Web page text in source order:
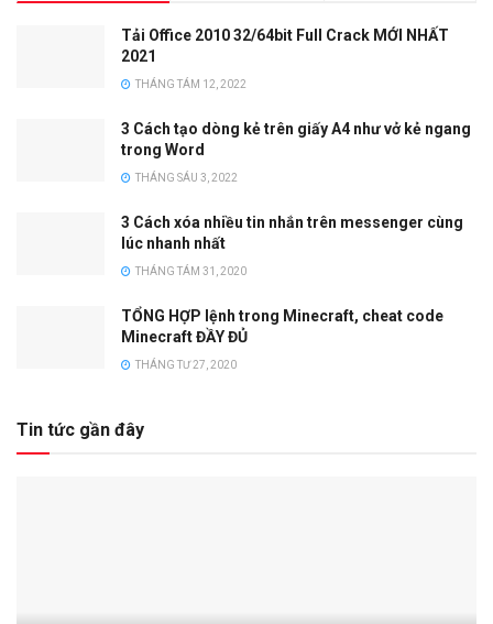
Tải Office 2010 32/64bit Full Crack MỚI NHẤT
2021
THÁNG TÁM 12, 2022
3 Cách tạo dòng kẻ trên giấy A4 như vở kẻ ngang
trong Word
THÁNG SÁU 3, 2022
3 Cách xóa nhiều tin nhắn trên messenger cùng
lúc nhanh nhất
THÁNG TÁM 31, 2020
TỔNG HỢP lệnh trong Minecraft, cheat code
Minecraft ĐẦY ĐỦ
THÁNG TƯ 27, 2020
Tin tức gần đây